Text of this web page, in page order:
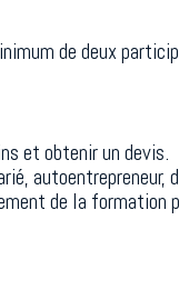
de deux
et obtenir un devis.
de la formation